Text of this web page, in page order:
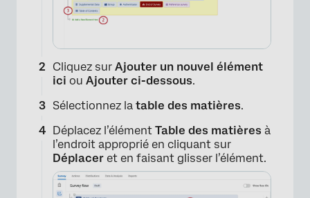
Cliquez sur Ajouter un nouvel élément
ici ou Ajouter ci-dessous.
Sélectionnez la table des matières.
Déplacez l’élément Table des matières à
l’endroit approprié en cliquant sur
Déplacer et en faisant glisser l’élément.